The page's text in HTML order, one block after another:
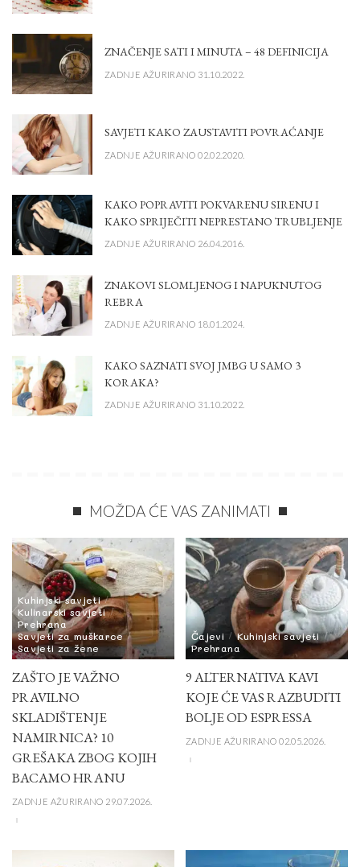
ZNAČENJE SATI I MINUTA – 48 DEFINICIJA
ZADNJE AŽURIRANO 31.10.2022.
SAVJETI KAKO ZAUSTAVITI POVRAĆANJE
ZADNJE AŽURIRANO 02.02.2020.
KAKO POPRAVITI POKVARENU SIRENU I
KAKO SPRIJEČITI NEPRESTANO TRUBLJENJE
ZADNJE AŽURIRANO 26.04.2016.
ZNAKOVI SLOMLJENOG I NAPUKNUTOG
REBRA
ZADNJE AŽURIRANO 18.01.2024.
KAKO SAZNATI SVOJ JMBG U SAMO 3
KORAKA?
ZADNJE AŽURIRANO 31.10.2022.
MOŽDA ĆE VAS ZANIMATI
Kuhinjski savjeti
Kulinarski savjeti
Prehrana
Savjeti za muškarce
Savjeti za žene
ZAŠTO JE VAŽNO
PRAVILNO
SKLADIŠTENJE
NAMIRNICA? 10
GREŠAKA ZBOG KOJIH
BACAMO HRANU
ZADNJE AŽURIRANO 29.07.2026.
Čajevi
Kuhinjski savjeti
Prehrana
9 ALTERNATIVA KAVI
KOJE ĆE VAS RAZBUDITI
BOLJE OD ESPRESSA
ZADNJE AŽURIRANO 02.05.2026.